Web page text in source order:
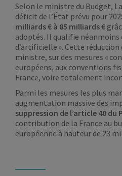
Selon le ministre du Budget,
déficit de l’État prévu pour
milliards € à 85 milliards €
adoptés. Il qualifie
d’artificielle ». Cette
ministre, sur des mesures «
européens, aux conventions
France, voire totalement
Parmi les mesures les plus
augmentation massive des
suppression de l’article 40 du
contribution de la France au
européenne à hauteur de 23